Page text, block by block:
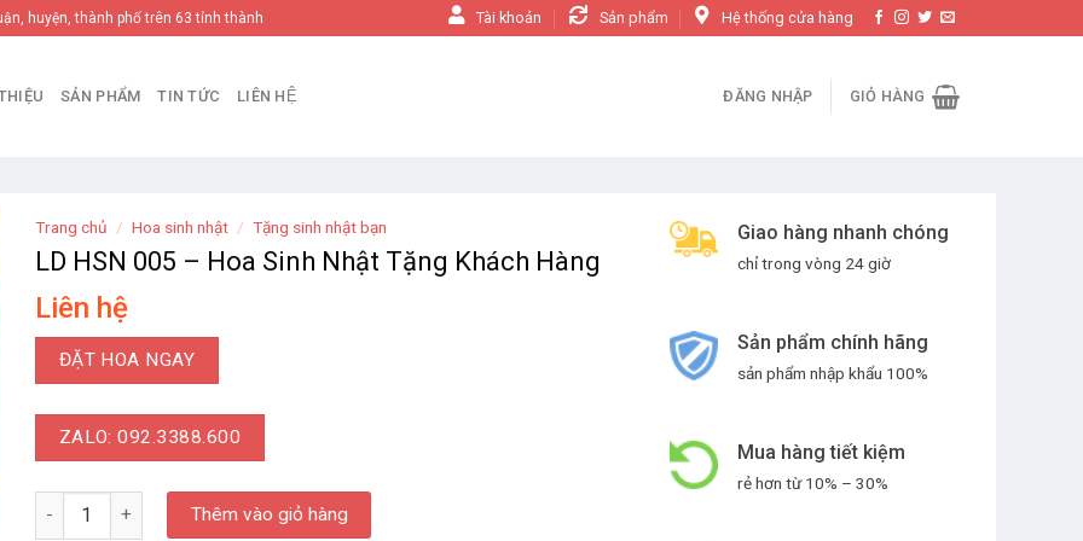
huyện, thành phố trên 63 tỉnh thành Tài khoản Sản phẩm Hệ thống cửa hàng
SẢN PHẨM TIN TỨC LIÊN HỆ ĐĂNG NHẬP GIỎ HÀNG
Giao hàng nhanh chóng
chỉ trong vòng 24 giờ
Sản phẩm chính hãng
sản phẩm nhập khẩu 100%
Mua hàng tiết kiệm
rẻ hơn từ 10% – 30%
Trang chủ / Hoa sinh nhật / Tặng sinh nhật bạn
LD HSN 005 – Hoa Sinh Nhật Tặng Khách Hàng
Liên hệ
ĐẶT HOA NGAY
ZALO: 092.3388.600
LD HSN 005 - Hoa Sinh Nhật Tặng Khách Hàng số lượng
Thêm vào giỏ hàng